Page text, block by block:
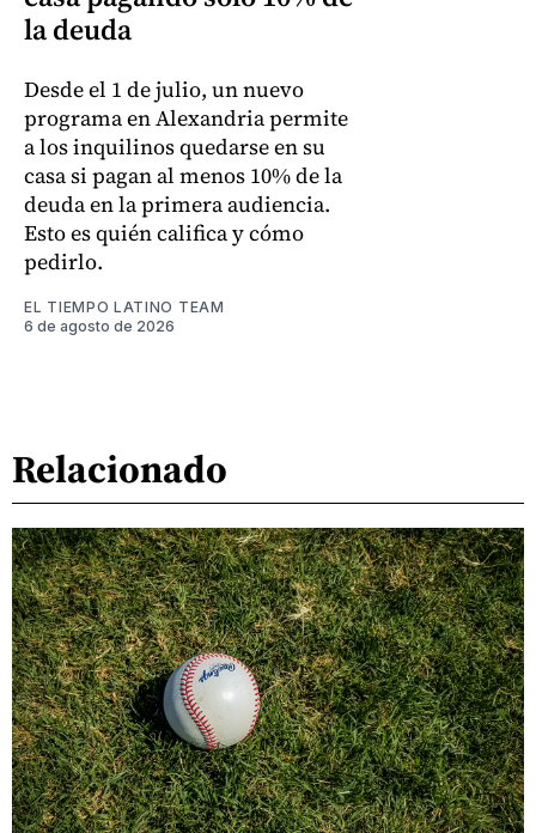
la deuda
Desde el 1 de julio, un nuevo
programa en Alexandria permite
a los inquilinos quedarse en su
casa si pagan al menos 10% de la
deuda en la primera audiencia.
Esto es quién califica y cómo
pedirlo.
EL TIEMPO LATINO TEAM
6 de agosto de 2026
Relacionado